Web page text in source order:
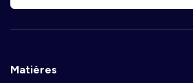
Matières